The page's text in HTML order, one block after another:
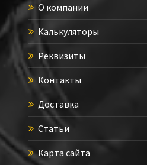
О компании
Калькуляторы
Реквизиты
Контакты
Доставка
Статьи
Карта сайта